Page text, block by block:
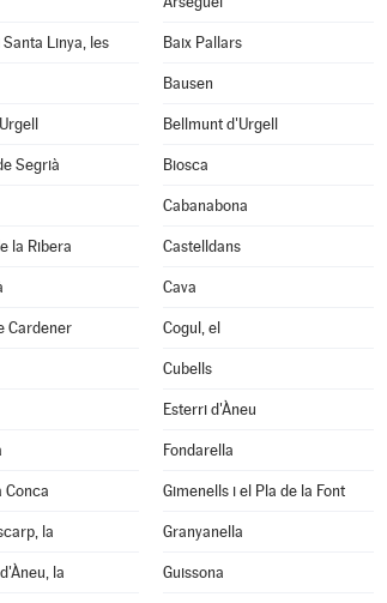
Linya, les Baix Pallars
Bausen
Bellmunt d'Urgell
Segrià Biosca
Cabanabona
la Ribera Castelldans
Cava
Cardener Cogul, el
Cubells
Esterri d'Àneu
Fondarella
Conca Gimenells i el Pla de la Font
la Granyanella
la Guissona